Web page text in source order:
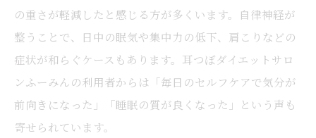
の重さが軽減したと感じる方が多くいます。自律神経が
整うことで、日中の眠気や集中力の低下、肩こりなどの
症状が和らぐケースもあります。耳つぼダイエットサロ
ンふーみんの利用者からは「毎日のセルフケアで気分が
前向きになった」「睡眠の質が良くなった」という声も
寄せられています。